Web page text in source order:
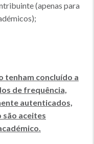
(apenas para
tenham concluído a
de frequência,
autenticados,
são aceites